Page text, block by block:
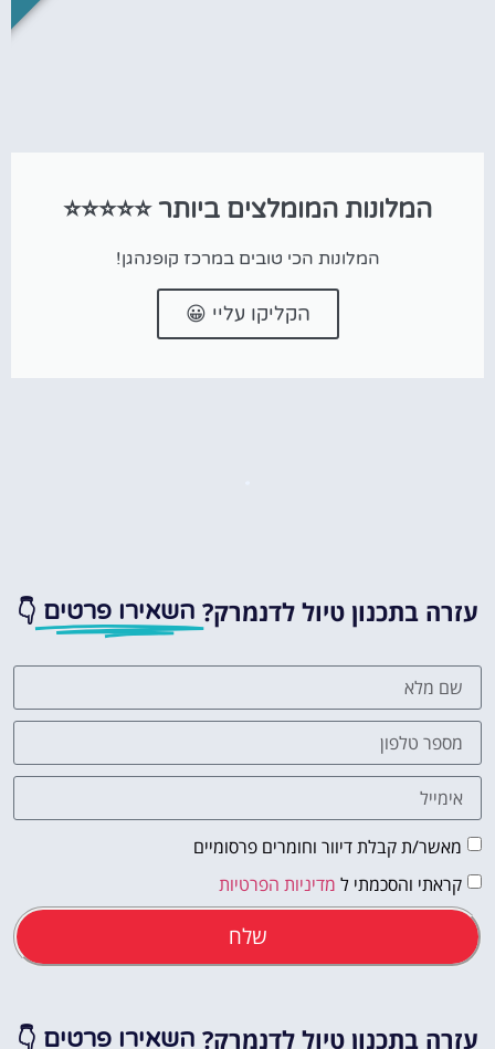
המלונות המומלצים ביותר ⭐⭐⭐⭐⭐
המלונות הכי טובים במרכז קופנהגן!
הקליקו עליי 😀
עזרה בתכנון טיול לדנמרק? השאירו פרטים 👇
מאשר/ת קבלת דיוור וחומרים פרסומיים
קראתי והסכמתי ל מדיניות הפרטיות
שלח
עזרה בתכנון טיול לדנמרק? השאירו פרטים 👇